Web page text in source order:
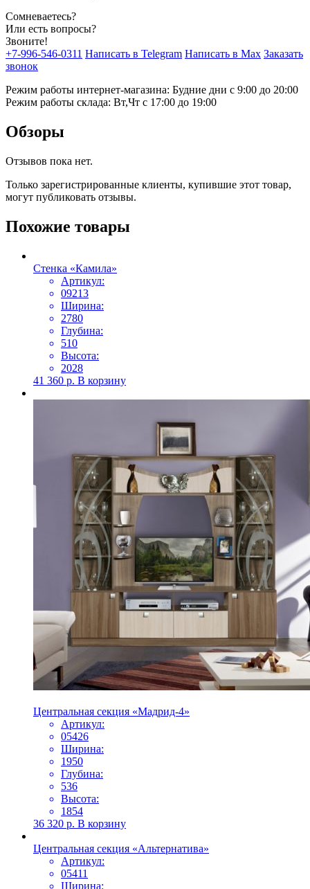
Сомневаетесь?
Или есть вопросы?
Звоните!
+7-996-546-0311 Написать в Telegram Написать в Max Заказать
звонок
Режим работы интернет-магазина: Будние дни с 9:00 до 20:00
Режим работы склада: Вт,Чт с 17:00 до 19:00
Обзоры
Отзывов пока нет.
Только зарегистрированные клиенты, купившие этот товар,
могут публиковать отзывы.
Похожие товары
Стенка «Камила»
Артикул:
09213
Ширина:
2780
Глубина:
510
Высота:
2028
41 360 р. В корзину
Центральная секция «Мадрид-4»
Артикул:
05426
Ширина:
1950
Глубина:
536
Высота:
1854
36 320 р. В корзину
Центральная секция «Альтернатива»
Артикул:
05411
Ширина: